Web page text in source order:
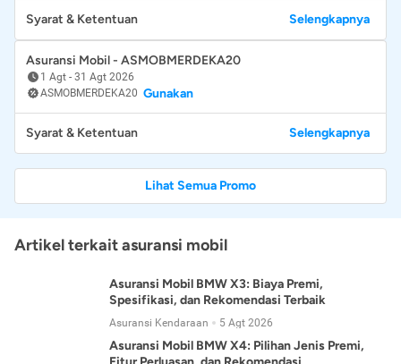
Syarat & Ketentuan Selengkapnya
Asuransi Mobil - ASMOBMERDEKA20
1 Agt - 31 Agt 2026
ASMOBMERDEKA20 Gunakan
Syarat & Ketentuan Selengkapnya
Lihat Semua Promo
Artikel terkait asuransi mobil
Asuransi Mobil BMW X3: Biaya Premi,
Spesifikasi, dan Rekomendasi Terbaik
Asuransi Kendaraan 5 Agt 2026
Asuransi Mobil BMW X4: Pilihan Jenis Premi,